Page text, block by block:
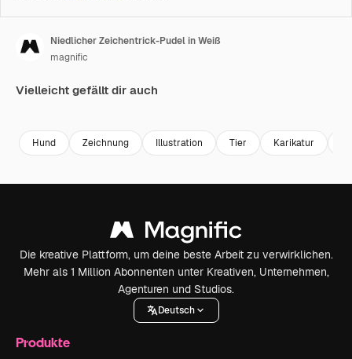
Niedlicher Zeichentrick-Pudel in Weiß
magnific
Vielleicht gefällt dir auch
Hund Zeichnung Illustration Tier Karikatur
Die kreative Plattform, um deine beste Arbeit zu verwirklichen.
Mehr als 1 Million Abonnenten unter Kreativen, Unternehmen,
Agenturen und Studios.
Deutsch
Produkte